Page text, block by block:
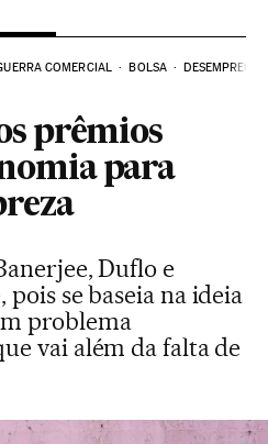
COMERCIAL BOLSA DESEMPREGO
prêmios
para
Duflo e
se baseia na ideia
problema
vai além da falta de